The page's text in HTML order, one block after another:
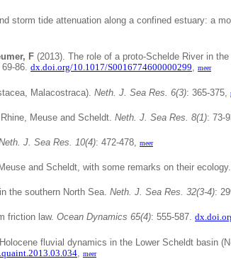
storm tide attenuation along a confined estuary: a
F (2013). The role of a proto-Schelde River in
69-86. dx.doi.org/10.1017/S0016774600000299 meer
Malacostraca). Neth. J. Sea Res. 6(3): 365-375,
Meuse and Scheldt. Neth. J. Sea Res. 8(1): 73-
J. Sea Res. 10(4): 472-478, meer
and Scheldt, with some remarks on their ecology.
the southern North Sea. Neth. J. Sea Res. 32(3-4):
friction law. Ocean Dynamics 65(4): 555-587.
fluvial dynamics in the Lower Scheldt basin
meer